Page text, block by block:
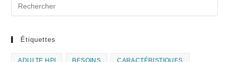
Étiquettes
ADULTE HPI BESOINS CARACTÉRISTIQUES